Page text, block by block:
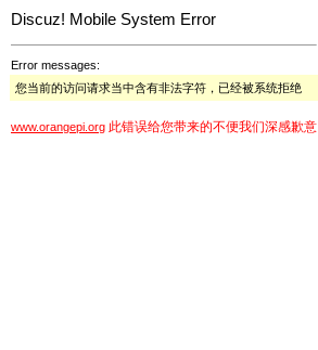
Discuz! Mobile System Error
Error messages:
您当前的访问请求当中含有非法字符，已经被系统拒绝
www.orangepi.org 此错误给您带来的不便我们深感歉意